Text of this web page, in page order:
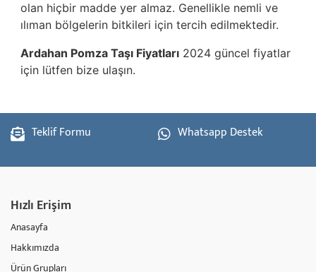
olan hiçbir madde yer almaz. Genellikle nemli ve
ılıman bölgelerin bitkileri için tercih edilmektedir.
Ardahan Pomza Taşı Fiyatları 2024 güncel fiyatlar
için lütfen bize ulaşın.
Teklif Formu Whatsapp Destek
Hızlı Erişim
Anasayfa
Hakkımızda
Ürün Grupları